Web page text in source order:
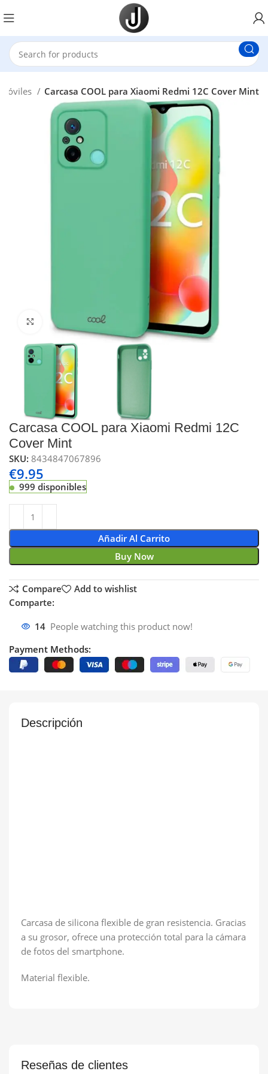
Carcasa COOL para Xiaomi Redmi 12C Cover Mint
Click to enlarge
Carcasa COOL para Xiaomi Redmi 12C
Cover Mint
SKU:8434847067896
€9.95
999 disponibles
Añadir Al Carrito
Buy Now
Compare
Add to wishlist
Comparte:
14 People watching this product now!
Payment Methods:
Descripción
Carcasa de silicona flexible de gran resistencia. Gracias
a su grosor, ofrece una protección total para la cámara
de fotos del smartphone.
Material flexible.
Reseñas de clientes